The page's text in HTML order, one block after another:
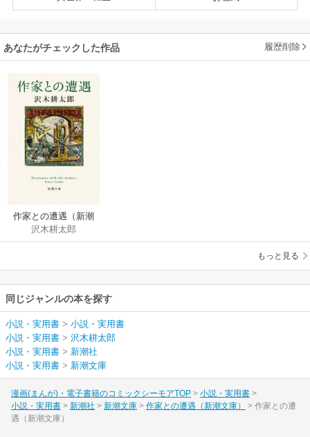
あなたがチェックした作品 履歴削除
作家との遭遇（新潮
文庫）
沢木耕太郎
もっと見る
同じジャンルの本を探す
小説・実用書 > 小説・実用書
小説・実用書 > 沢木耕太郎
小説・実用書 > 新潮社
小説・実用書 > 新潮文庫
漫画(まんが)・電子書籍のコミックシーモアTOP
小説・実用書
小説・実用書
新潮社 新潮文庫 作家との遭遇（新潮文庫）
作家との遭
遇（新潮文庫）